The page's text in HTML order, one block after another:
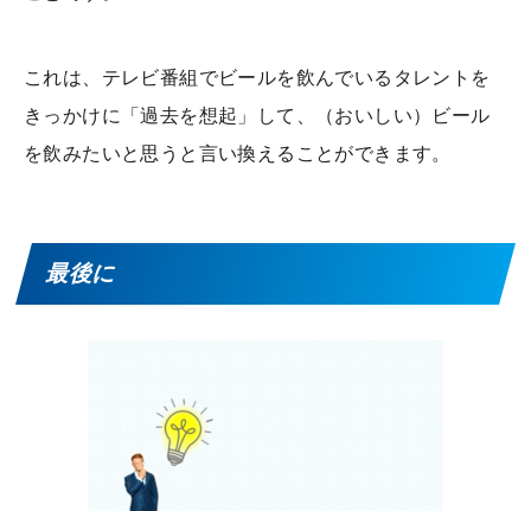
これは、テレビ番組でビールを飲んでいるタレントを
きっかけに「過去を想起」して、（おいしい）ビール
を飲みたいと思うと言い換えることができます。
最後に